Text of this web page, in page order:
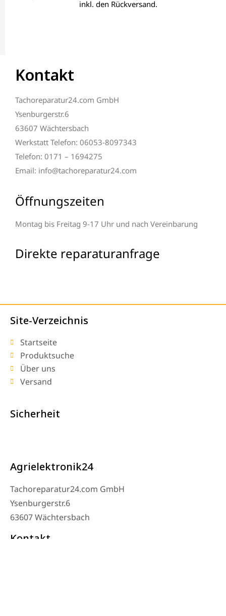
inkl. den Rückversand.
Kontakt
Tachoreparatur24.com GmbH
Ysenburgerstr.6
63607 Wächtersbach
Werkstatt Telefon: 06053-8097343
Telefon: 0171 – 1694275
Email: info@tachoreparatur24.com
Öffnungszeiten
Montag bis Freitag 9-17 Uhr und nach Vereinbarung
Direkte reparaturanfrage
Site-Verzeichnis
Startseite
Produktsuche
Über uns
Versand
Sicherheit
Agrielektronik24
Tachoreparatur24.com GmbH
Ysenburgerstr.6
63607 Wächtersbach
Kontakt